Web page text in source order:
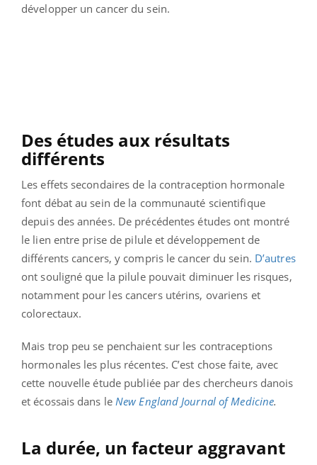
développer un cancer du sein.
Des études aux résultats
différents
Les effets secondaires de la contraception hormonale
font débat au sein de la communauté scientifique
depuis des années. De précédentes études ont montré
le lien entre prise de pilule et développement de
différents cancers, y compris le cancer du sein. D’autres
ont souligné que la pilule pouvait diminuer les risques,
notamment pour les cancers utérins, ovariens et
colorectaux.
Mais trop peu se penchaient sur les contraceptions
hormonales les plus récentes. C’est chose faite, avec
cette nouvelle étude publiée par des chercheurs danois
et écossais dans le New England Journal of Medicine.
La durée, un facteur aggravant